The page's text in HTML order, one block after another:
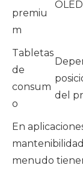
premiu
m
OLED
Tabletas
de
consum
o
del
En
menudo